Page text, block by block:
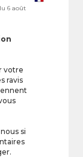
6 août
votre
ravis
si